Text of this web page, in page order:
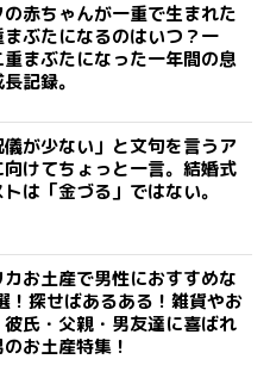
の赤ちゃんが一重で生まれた
まぶたになるのはいつ？一
重まぶたになった一年間の息
記録。
儀が少ない」と文句を言うア
向けてちょっと一言。結婚式
は「金づる」ではない。
カお土産で男性におすすめな
！探せばあるある！雑貨やお
彼氏・父親・男友達に喜ばれ
お土産特集！